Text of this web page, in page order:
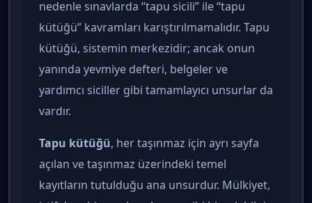
nedenle sınavlarda “tapu sicili” ile “tapu
kütüğü” kavramları karıştırılmamalıdır. Tapu
kütüğü, sistemin merkezidir; ancak onun
yanında yevmiye defteri, belgeler ve
yardımcı siciller gibi tamamlayıcı unsurlar da
vardır.
Tapu kütüğü, her taşınmaz için ayrı sayfa
açılan ve taşınmaz üzerindeki temel
kayıtların tutulduğu ana unsurdur. Mülkiyet,